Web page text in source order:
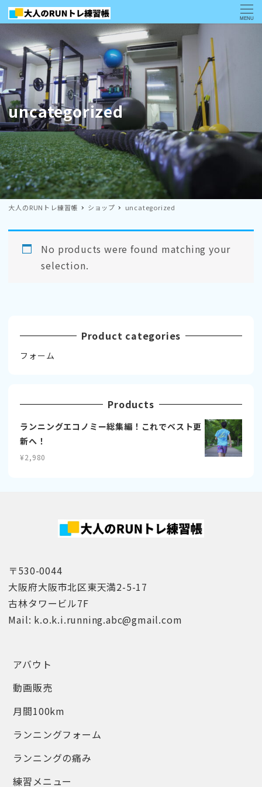
MENU
uncategorized
大人のRUNトレ練習帳 ショップ uncategorized
No products were found matching your
selection.
Product categories
フォーム
Products
ランニングエコノミー総集編！これでベスト更
新へ！
¥2,980
〒530-0044
大阪府大阪市北区東天満2-5-17
古林タワービル7F
Mail: k.o.k.i.running.abc@gmail.com
アバウト
動画販売
月間100km
ランニングフォーム
ランニングの痛み
練習メニュー